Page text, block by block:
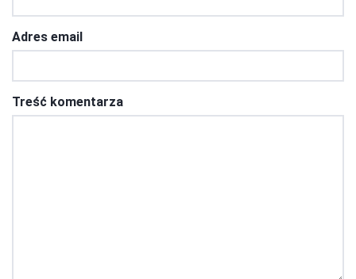
Adres email
Treść komentarza